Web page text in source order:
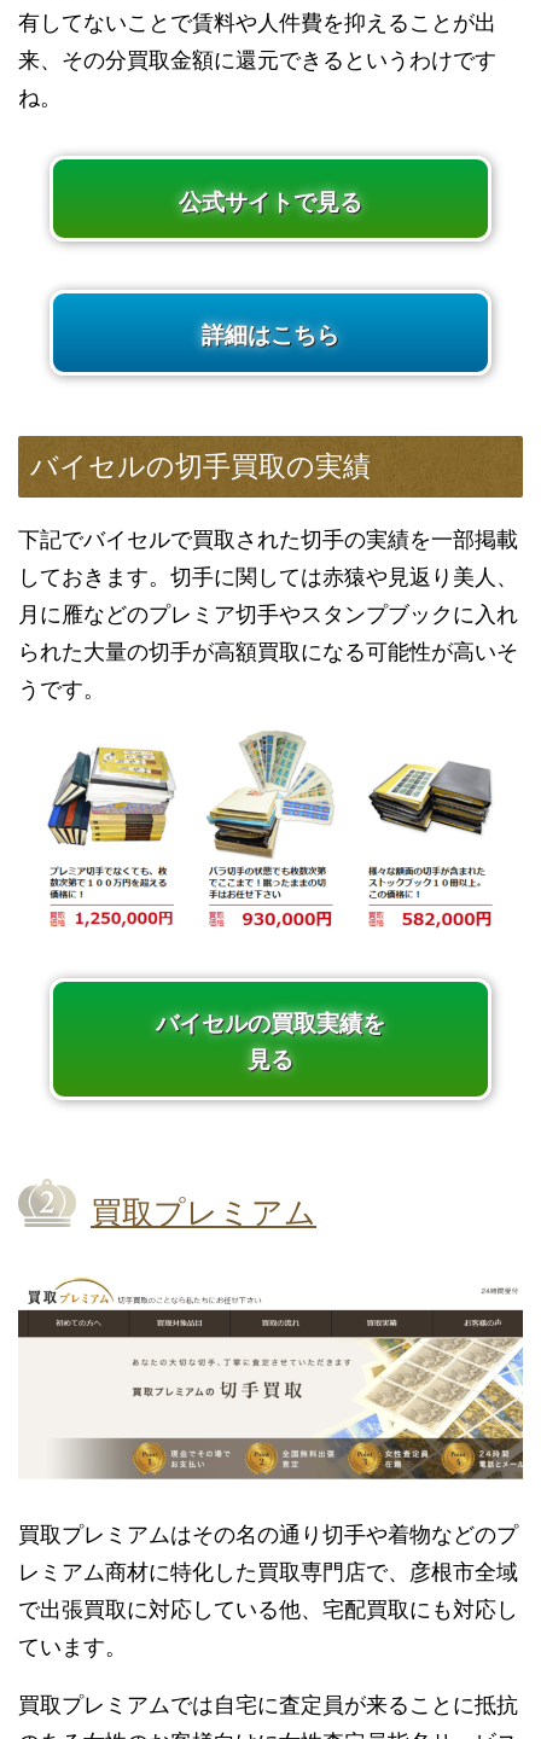
有してないことで賃料や人件費を抑えることが出
来、その分買取金額に還元できるというわけです
ね。
公式サイトで見る
詳細はこちら
バイセルの切手買取の実績
下記でバイセルで買取された切手の実績を一部掲載
しておきます。切手に関しては赤猿や見返り美人、
月に雁などのプレミア切手やスタンプブックに入れ
られた大量の切手が高額買取になる可能性が高いそ
うです。
バイセルの買取実績を
見る
買取プレミアム
買取プレミアムはその名の通り切手や着物などのプ
レミアム商材に特化した買取専門店で、彦根市全域
で出張買取に対応している他、宅配買取にも対応し
ています。
買取プレミアムでは自宅に査定員が来ることに抵抗